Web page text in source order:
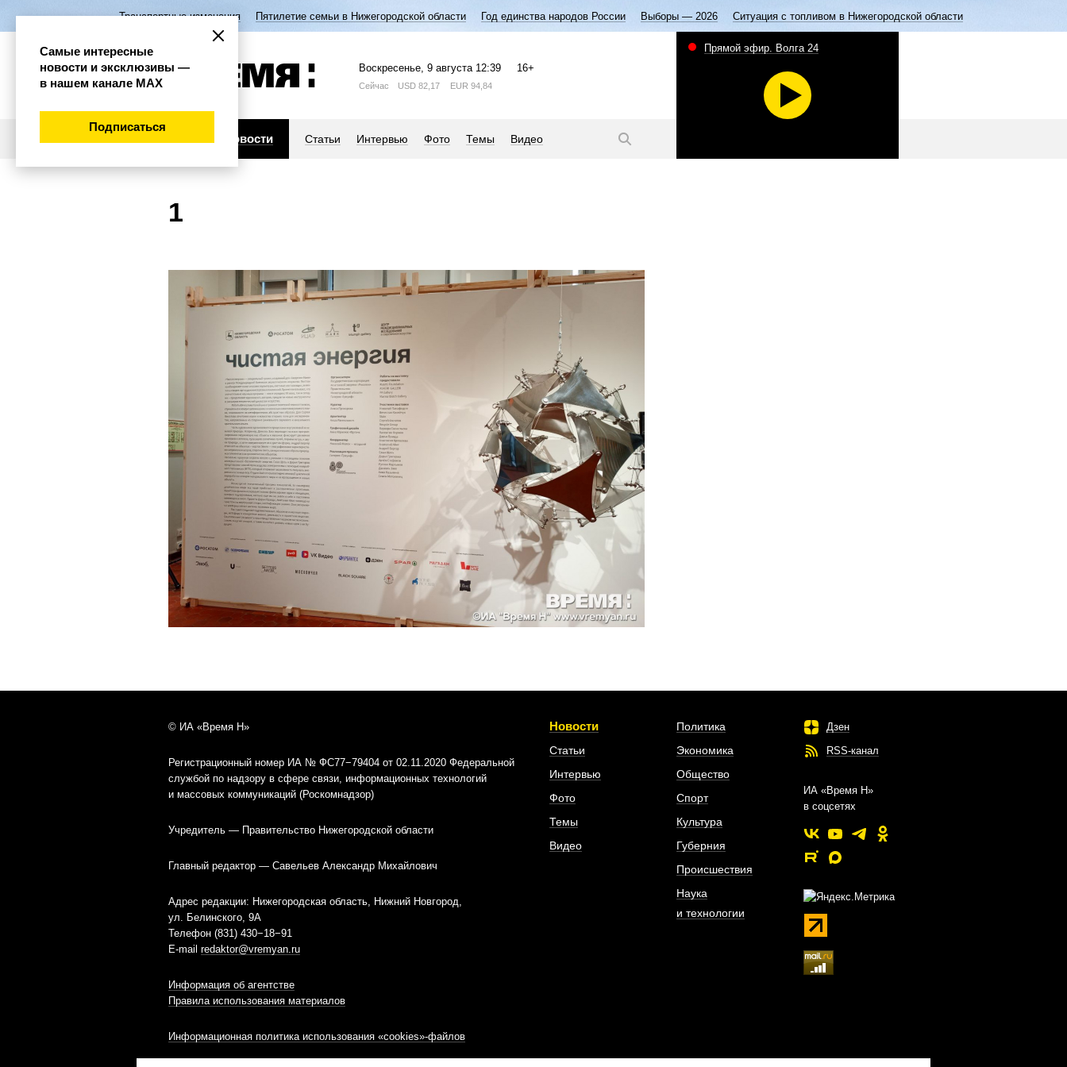
Транспортные изменения Пятилетие семьи в Нижегородской области Год единства народов России Выборы — 2026 Ситуация с топливом в Нижегородской области
Воскресенье, 9 августа 12:39 16+
Сейчас USD 82,17 EUR 94,84
Новости Статьи Интервью Фото Темы Видео
Прямой эфир. Волга 24
1
Новости
Статьи
Интервью
Фото
Темы
Видео
Политика
Экономика
Общество
Спорт
Культура
Губерния
Происшествия
Наука
и технологии
Дзен
RSS-канал
ИА «Время Н»
в соцсетях
© ИА «Время Н»
Регистрационный номер ИА № ФС77−79404 от 02.11.2020 Федеральной
службой по надзору в сфере связи, информационных технологий
и массовых коммуникаций (Роскомнадзор)
Учредитель — Правительство Нижегородской области
Главный редактор — Савельев Александр Михайлович
Адрес редакции: Нижегородская область, Нижний Новгород,
ул. Белинского, 9А
Телефон (831) 430−18−91
E-mail redaktor@vremyan.ru
Информация об агентстве
Правила использования материалов
Информационная политика использования «cookies»-файлов
Самые интересные
новости и эксклюзивы —
в нашем канале МАХ
Подписаться